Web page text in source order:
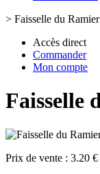
> Faisselle du Ramier
Accès direct
Commander
Mon compte
Faisselle
Prix de vente : 3.20